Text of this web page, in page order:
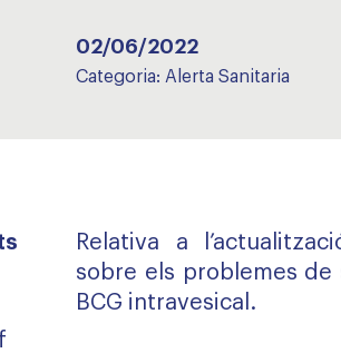
02/06/2022
Categoria: Alerta Sanitaria
Relativa a
sobre els problemes
BCG intravesical.